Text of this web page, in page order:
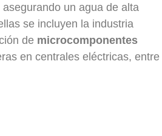
asegurando un agua de alta
se incluyen la industria
de microcomponentes
en centrales eléctricas, entre